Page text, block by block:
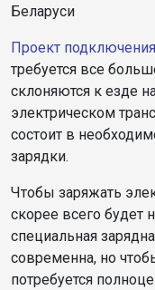
Беларуси
Проект
требуется все
склоняются к езде
электрическом
состоит в
зарядки.
Чтобы заряжать
скорее всего будет
специальная
современна, но
потребуется